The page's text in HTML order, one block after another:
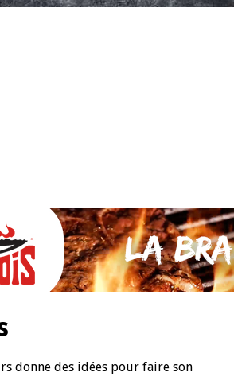
donne des idées pour faire son